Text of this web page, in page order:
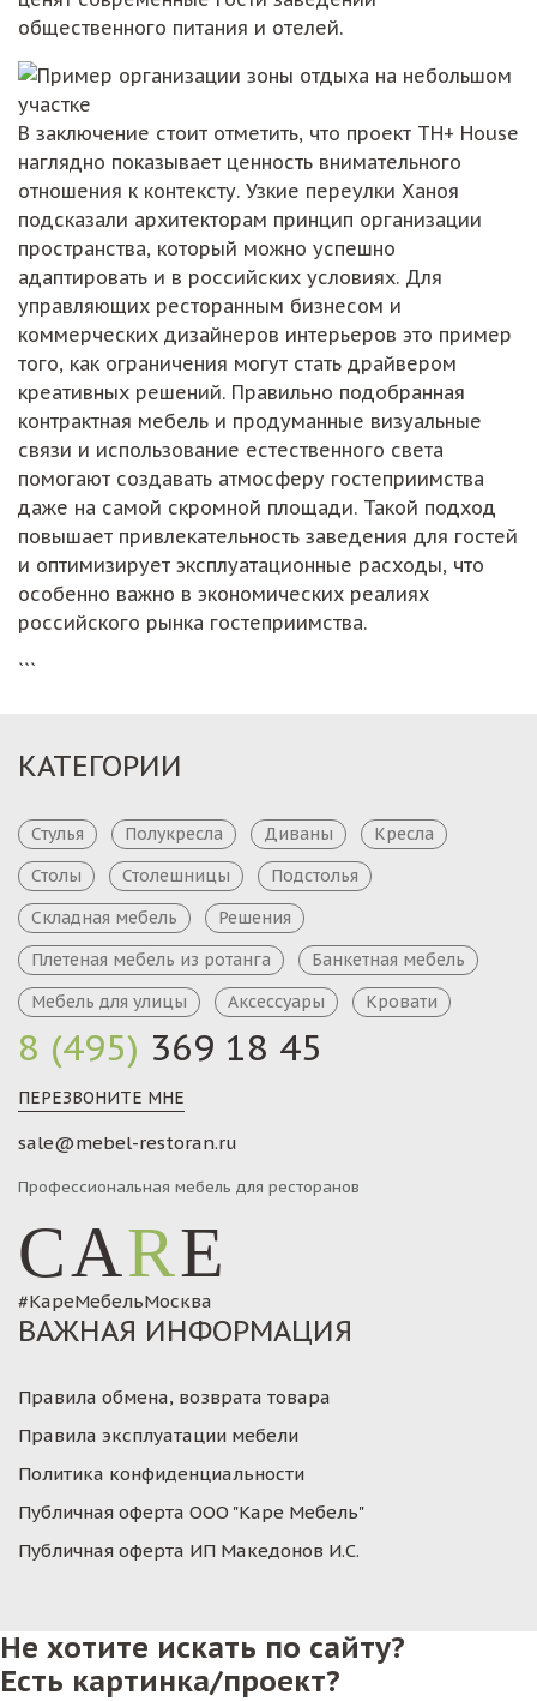
общественного питания и отелей.
В заключение стоит отметить, что проект TH+ House
наглядно показывает ценность внимательного
отношения к контексту. Узкие переулки Ханоя
подсказали архитекторам принцип организации
пространства, который можно успешно
адаптировать и в российских условиях. Для
управляющих ресторанным бизнесом и
коммерческих дизайнеров интерьеров это пример
того, как ограничения могут стать драйвером
креативных решений. Правильно подобранная
контрактная мебель и продуманные визуальные
связи и использование естественного света
помогают создавать атмосферу гостеприимства
даже на самой скромной площади. Такой подход
повышает привлекательность заведения для гостей
и оптимизирует эксплуатационные расходы, что
особенно важно в экономических реалиях
российского рынка гостеприимства.
```
8 (495) 369 18 45
ПЕРЕЗВОНИТЕ МНЕ
sale@mebel-restoran.ru
Профессиональная мебель для ресторанов
CARE
#КареМебельМосква
КАТЕГОРИИ
Стулья Полукресла Диваны
Кресла
Столы
Столешницы
Подстолья
Складная мебель
Решения
Плетеная мебель из ротанга
Банкетная мебель
Мебель для улицы
Аксессуары Кровати
ВАЖНАЯ ИНФОРМАЦИЯ
Правила обмена, возврата товара
Правила эксплуатации мебели
Политика конфиденциальности
Публичная оферта ООО "Каре Мебель"
Публичная оферта ИП Македонов И.С.
Не хотите искать по сайту?
Есть картинка/проект?